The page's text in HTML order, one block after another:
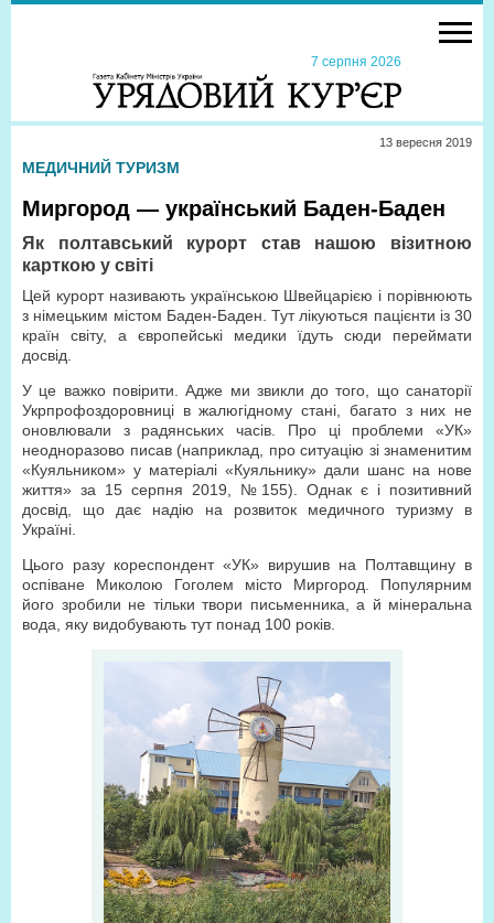
7 серпня 2026
13 вересня 2019
МЕДИЧНИЙ ТУРИЗМ
Миргород — український Баден-Баден
Як полтавський курорт став нашою візитною
карткою у світі
Цей курорт називають українською Швейцарією і порівнюють
з німецьким містом Баден-Баден. Тут лікуються пацієнти із 30
країн світу, а європейські медики їдуть сюди переймати
досвід.
У це важко повірити. Адже ми звикли до того, що санаторії
Укрпрофоздоровниці в жалюгідному стані, багато з них не
оновлювали з радянських часів. Про ці проблеми «УК»
неодноразово писав (наприклад, про ситуацію зі знаменитим
«Куяльником» у матеріалі «Куяльнику» дали шанс на нове
життя» за 15 серпня 2019, №155). Однак є і позитивний
досвід, що дає надію на розвиток медичного туризму в
Україні.
Цього разу кореспондент «УК» вирушив на Полтавщину в
оспіване Миколою Гоголем місто Миргород. Популярним
його зробили не тільки твори письменника, а й мінеральна
вода, яку видобувають тут понад 100 років.